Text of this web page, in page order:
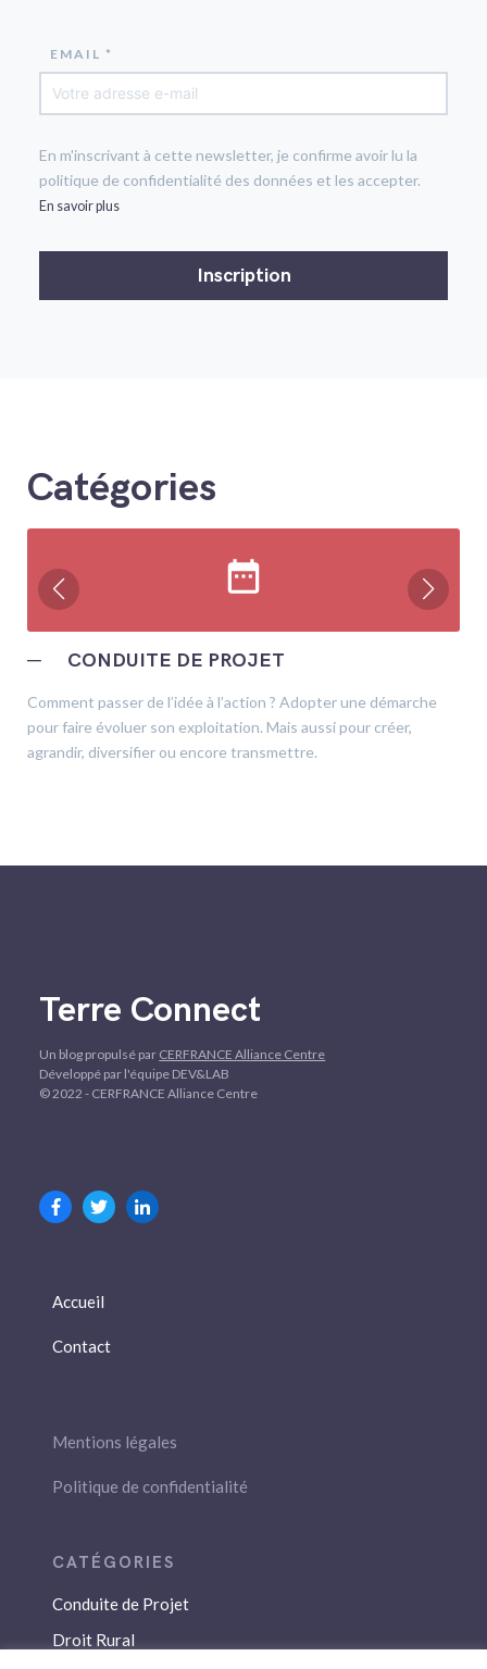
EMAIL *
En m'inscrivant à cette newsletter, je confirme avoir lu la
politique de confidentialité des données et les accepter.
En savoir plus
Catégories
date_range
─ CONDUITE DE PROJET
Comment passer de l’idée à l’action ? Adopter une démarche
pour faire évoluer son exploitation. Mais aussi pour créer,
agrandir, diversifier ou encore transmettre.
Terre Connect
Un blog propulsé par CERFRANCE Alliance Centre
Développé par l'équipe DEV&LAB
© 2022 - CERFRANCE Alliance Centre
Accueil
Contact
Mentions légales
Politique de confidentialité
Conduite de Projet
Droit Rural